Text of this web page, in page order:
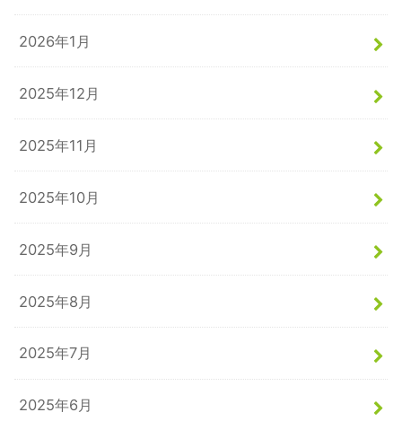
2026年1月
2025年12月
2025年11月
2025年10月
2025年9月
2025年8月
2025年7月
2025年6月